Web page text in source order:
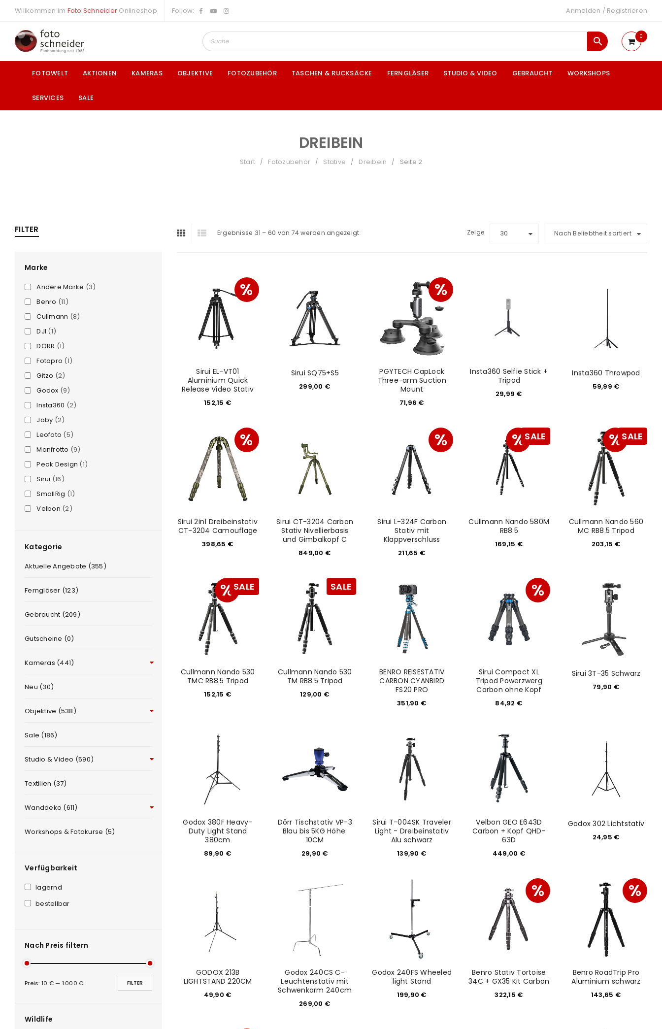
Benutzername oder E-Mail-Adresse *
Passwort
E-Mail-Adresse
Ein Link zum Erstellen eines neuen Passworts wird an deine E-
Mail-Adresse gesendet.
Please select all the ways you would like to hear from us
Ja, ich möchte ein Kundenkonto eröffnen und akzeptiere die
. *
REGISTRIEREN
Willkommen im Foto Schneider Onlineshop Follow: Anmelden / Registrieren
0
FOTOWELT AKTIONEN KAMERAS OBJEKTIVE FOTOZUBEHÖR TASCHEN & RUCKSÄCKE FERNGLÄSER STUDIO & VIDEO GEBRAUCHT WORKSHOPS
SERVICES SALE
DREIBEIN
Start / Fotozubehör / Stative / Dreibein / Seite 2
FILTER
Marke
Andere Marke (3)
Benro (11)
Cullmann (8)
DJI (1)
DÖRR (1)
Fotopro (1)
Gitzo (2)
Godox (9)
Insta360 (2)
Joby (2)
Leofoto (5)
Manfrotto (9)
Peak Design (1)
Sirui (16)
SmallRig (1)
Velbon (2)
Kategorie
Aktuelle Angebote (355)
Ferngläser (123)
Gebraucht (209)
Gutscheine (0)
Kameras (441)
Neu (30)
Objektive (538)
Sale (186)
Studio & Video (590)
Textilien (37)
Wanddeko (611)
Workshops & Fotokurse (5)
Verfügbarkeit
lagernd
bestellbar
Nach Preis filtern
FILTER
Preis: 10 €— 1.000 €
Wildlife
Ergebnisse 31 – 60 von 74 werden angezeigt Nach Beliebtheit sortiert
Zeige 30
%
Sirui EL-VT01
Aluminium Quick
Release Video Stativ
152,15 €
Sirui SQ75+S5
299,00 €
%
PGYTECH CapLock
Three-arm Suction
Mount
71,96 €
Insta360 Selfie Stick +
Tripod
29,99 €
Insta360 Throwpod
59,99 €
%
Sirui 2in1 Dreibeinstativ
CT-3204 Camouflage
398,65 €
Sirui CT-3204 Carbon
Stativ Nivellierbasis
und Gimbalkopf C
849,00 €
%
Sirui L-324F Carbon
Stativ mit
Klappverschluss
211,65 €
%SALE
Cullmann Nando 580M
RB8.5
169,15 €
%SALE
Cullmann Nando 560
MC RB8.5 Tripod
203,15 €
%SALE
Cullmann Nando 530
TMC RB8.5 Tripod
152,15 €
SALE
Cullmann Nando 530
TM RB8.5 Tripod
129,00 €
BENRO REISESTATIV
CARBON CYANBIRD
FS20 PRO
351,90 €
%
Sirui Compact XL
Tripod Powerzwerg
Carbon ohne Kopf
84,92 €
Sirui 3T-35 Schwarz
79,90 €
Godox 380F Heavy-
Duty Light Stand
380cm
89,90 €
Dörr Tischstativ VP-3
Blau bis 5KG Höhe:
10CM
29,90 €
Sirui T-004SK Traveler
Light - Dreibeinstativ
Alu schwarz
139,90 €
Velbon GEO E643D
Carbon + Kopf QHD-
63D
449,00 €
Godox 302 Lichtstativ
24,95 €
GODOX 213B
LIGHTSTAND 220CM
49,90 €
Godox 240CS C-
Leuchtenstativ mit
Schwenkarm 240cm
269,00 €
Godox 240FS Wheeled
light Stand
199,90 €
%
Benro Stativ Tortoise
34C + GX35 Kit Carbon
322,15 €
%
Benro RoadTrip Pro
Aluminium schwarz
143,65 €